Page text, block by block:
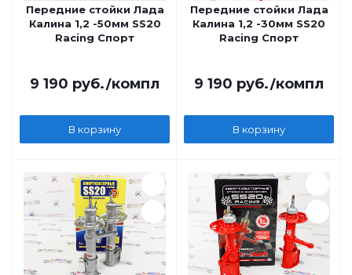
Передние стойки Лада
Калина 1,2 -50мм SS20
Racing Спорт
9 190 руб./компл
В корзину
Передние стойки Лада
Калина 1,2 -30мм SS20
Racing Спорт
9 190 руб./компл
В корзину